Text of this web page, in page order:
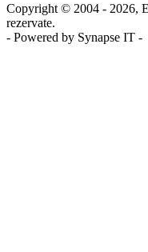
Copyright © 2004 - 2026,
rezervate.
- Powered by Synapse IT -